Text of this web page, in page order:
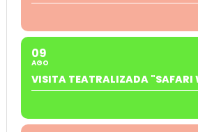
09
AGO
VISITA TEATRALIZADA "SAFARI